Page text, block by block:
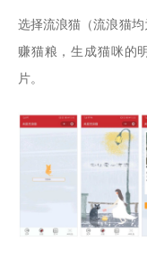
选择流浪猫（流浪猫
赚猫粮，生成猫咪的
片。